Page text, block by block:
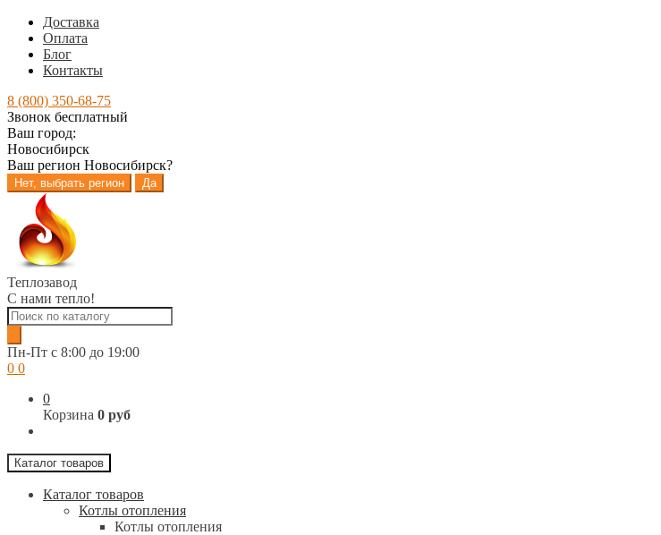
Доставка
Оплата
Блог
Контакты
8 (800) 350-68-75
Звонок бесплатный
Ваш город:
Новосибирск
Ваш регион Новосибирск?
Нет, выбрать регион Да
Перейти
навигации
Перейти
содержимому
Теплозавод
С нами тепло!
Поиск
товаров
Пн-Пт c 8:00 до 19:00
0 0
0
Корзина 0 руб
Каталог товаров
Каталог товаров
Котлы отопления
Котлы отопления